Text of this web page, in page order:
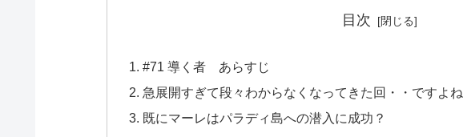
目次
#71 導く者 あらすじ
急展開すぎて段々わからなくなってきた回・・ですよね
既にマーレはパラディ島への潜入に成功？